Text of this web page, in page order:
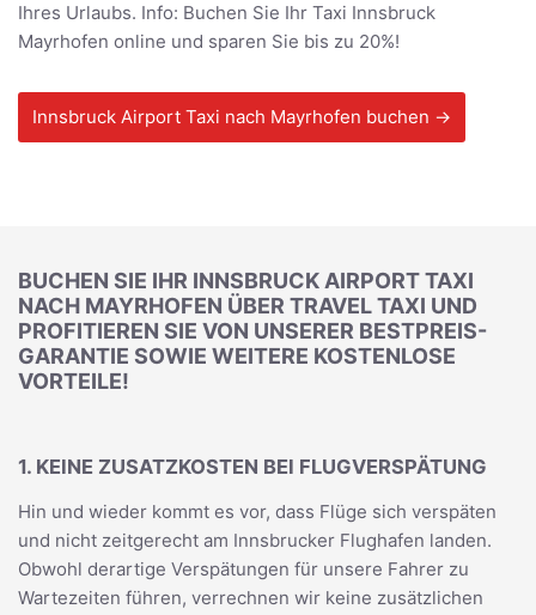
Ihres Urlaubs. Info: Buchen Sie Ihr Taxi Innsbruck
Mayrhofen online und sparen Sie bis zu 20%!
Innsbruck Airport Taxi nach Mayrhofen buchen →
BUCHEN SIE IHR INNSBRUCK AIRPORT TAXI
NACH MAYRHOFEN ÜBER TRAVEL TAXI UND
PROFITIEREN SIE VON UNSERER BESTPREIS-
GARANTIE SOWIE WEITERE KOSTENLOSE
VORTEILE!
1. KEINE ZUSATZKOSTEN BEI FLUGVERSPÄTUNG
Hin und wieder kommt es vor, dass Flüge sich verspäten
und nicht zeitgerecht am Innsbrucker Flughafen landen.
Obwohl derartige Verspätungen für unsere Fahrer zu
Wartezeiten führen, verrechnen wir keine zusätzlichen